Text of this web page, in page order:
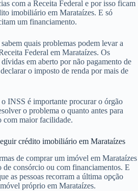
com a Receita Federal e por isso ficam
imobiliário em Marataízes. E só
um financiamento.
quais problemas podem levar a
Federal em Marataízes. Os
em aberto por não pagamento de
o imposto de renda por mais de
INSS é importante procurar o órgão
o problema o quanto antes para
maior facilidade.
crédito imobiliário em Marataízes
de comprar um imóvel em Marataízes
de consórcio ou com financiamentos. E
as pessoas recorram a última opção
próprio em Marataízes.